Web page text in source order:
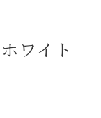
ワイト